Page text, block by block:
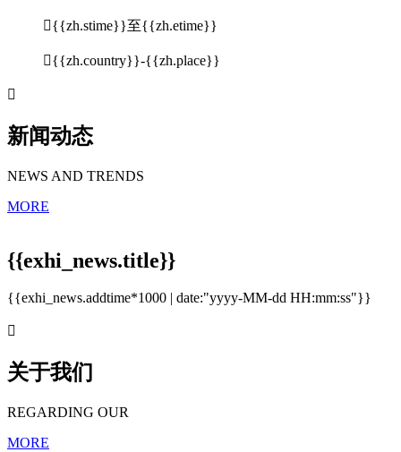
{{zh.stime}}至{{zh.etime}}
{{zh.country}}-{{zh.place}}

新闻动态
NEWS AND TRENDS
MORE
{{exhi_news.title}}
{{exhi_news.addtime*1000 | date:"yyyy-MM-dd HH:mm:ss"}}

关于我们
REGARDING OUR
MORE